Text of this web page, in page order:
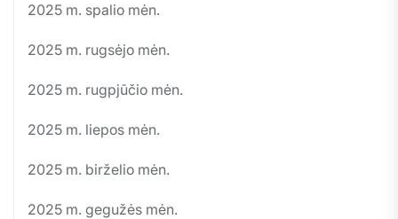
2025 m. spalio mėn.
2025 m. rugsėjo mėn.
2025 m. rugpjūčio mėn.
2025 m. liepos mėn.
2025 m. birželio mėn.
2025 m. gegužės mėn.